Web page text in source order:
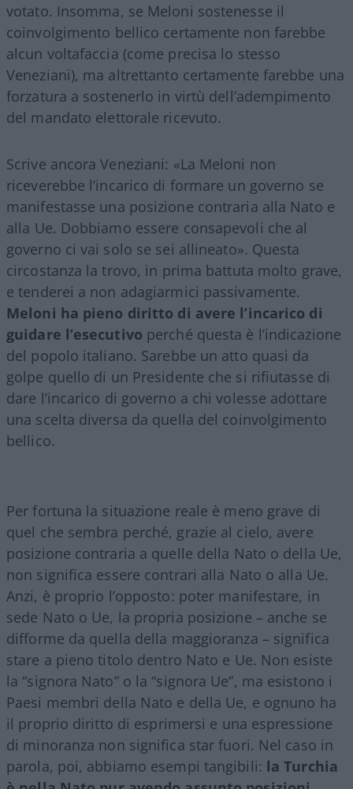
votato. Insomma, se Meloni sostenesse il
coinvolgimento bellico certamente non farebbe
alcun voltafaccia (come precisa lo stesso
Veneziani), ma altrettanto certamente farebbe una
forzatura a sostenerlo in virtù dell’adempimento
del mandato elettorale ricevuto.
Scrive ancora Veneziani: «La Meloni non
riceverebbe l’incarico di formare un governo se
manifestasse una posizione contraria alla Nato e
alla Ue. Dobbiamo essere consapevoli che al
governo ci vai solo se sei allineato». Questa
circostanza la trovo, in prima battuta molto grave,
e tenderei a non adagiarmici passivamente.
Meloni ha pieno diritto di avere l’incarico di
guidare l’esecutivo perché questa è l’indicazione
del popolo italiano. Sarebbe un atto quasi da
golpe quello di un Presidente che si rifiutasse di
dare l’incarico di governo a chi volesse adottare
una scelta diversa da quella del coinvolgimento
bellico.
Per fortuna la situazione reale è meno grave di
quel che sembra perché, grazie al cielo, avere
posizione contraria a quelle della Nato o della Ue,
non significa essere contrari alla Nato o alla Ue.
Anzi, è proprio l’opposto: poter manifestare, in
sede Nato o Ue, la propria posizione – anche se
difforme da quella della maggioranza – significa
stare a pieno titolo dentro Nato e Ue. Non esiste
la “signora Nato” o la “signora Ue”, ma esistono i
Paesi membri della Nato e della Ue, e ognuno ha
il proprio diritto di esprimersi e una espressione
di minoranza non significa star fuori. Nel caso in
parola, poi, abbiamo esempi tangibili: la Turchia